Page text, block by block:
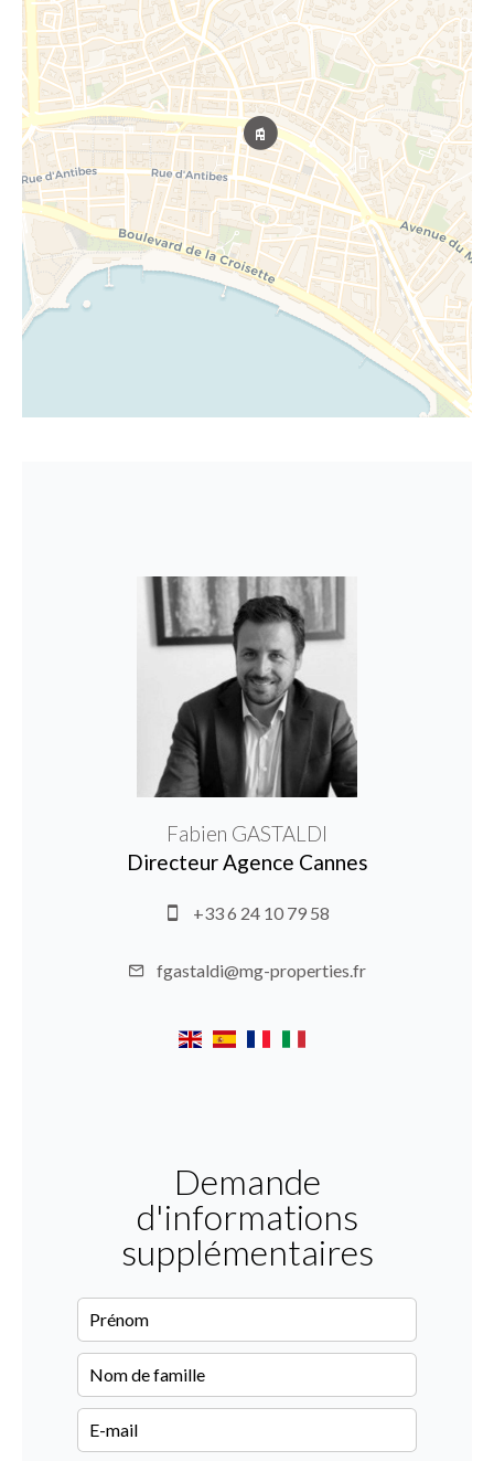
Fabien GASTALDI
Directeur Agence Cannes
+33 6 24 10 79 58
fgastaldi@mg-properties.fr
Demande
d'informations
supplémentaires